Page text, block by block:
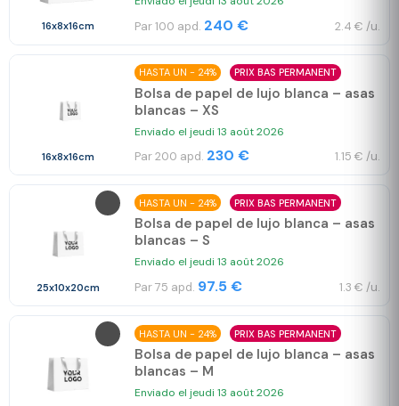
16x8x16cm Par 100 apd. 240 € 2.4 € /u.
16x8x16cm
HASTA UN - 24% PRIX BAS PERMANENT
Bolsa de papel de lujo blanca – asas
blancas – XS
Enviado el jeudi 13 août 2026
Par 200 apd. 230 € 1.15 € /u.
25x10x20cm
HASTA UN - 24% PRIX BAS PERMANENT
Bolsa de papel de lujo blanca – asas
blancas – S
Enviado el jeudi 13 août 2026
Par 75 apd. 97.5 € 1.3 € /u.
HASTA UN - 24% PRIX BAS PERMANENT
Bolsa de papel de lujo blanca – asas
blancas – M
Enviado el jeudi 13 août 2026